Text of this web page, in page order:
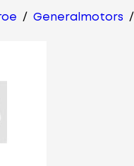
/ Generalmotors /